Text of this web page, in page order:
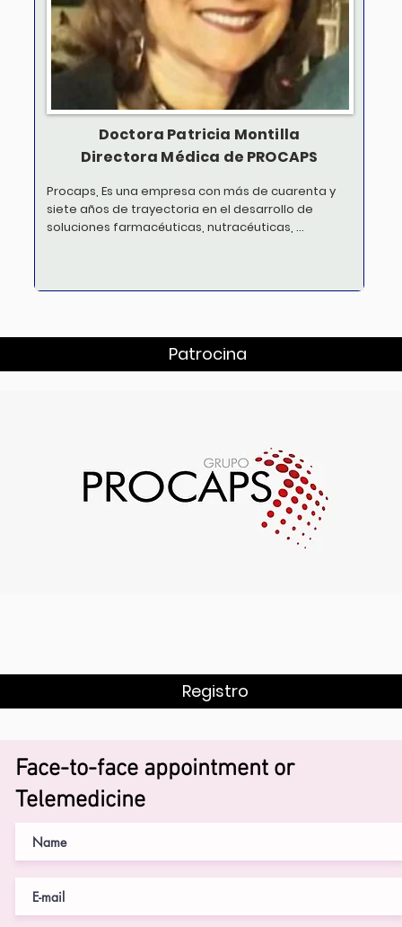
Doctora Patricia Montilla
Directora Médica de PROCAPS
Procaps, Es una empresa con más de cuarenta y
siete años de trayectoria en el desarrollo de
soluciones farmacéuticas, nutracéuticas,
Patrocina
Registro
Face-to-face appointment or
Telemedicine